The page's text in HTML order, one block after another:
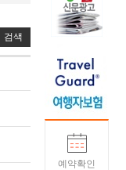
예약확인